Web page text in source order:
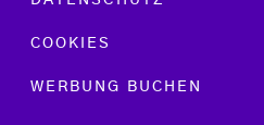
COOKIES
WERBUNG BUCHEN